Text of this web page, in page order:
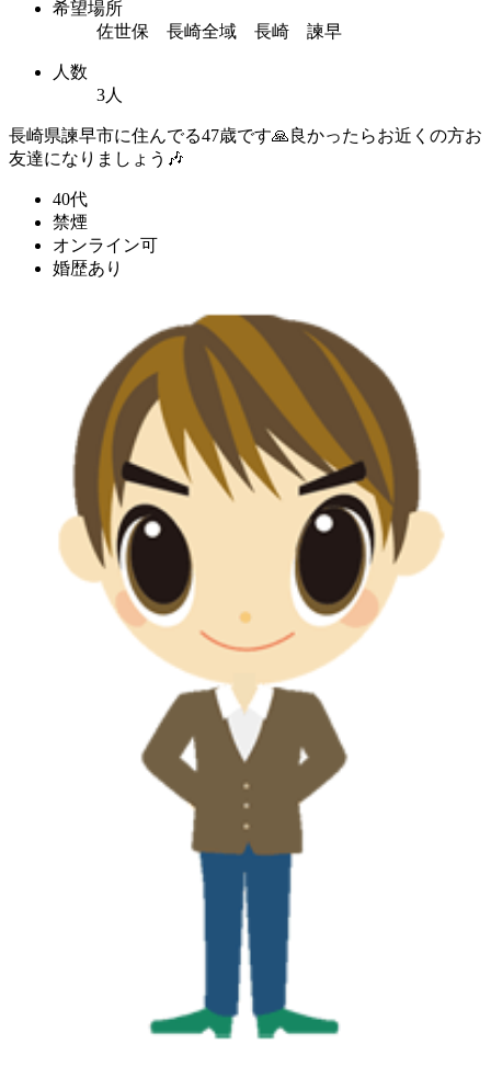
希望場所
佐世保 長崎全域 長崎 諫早
人数
3人
長崎県諫早市に住んでる47歳です🙏良かったらお近くの方お
友達になりましょう🎶
40代
禁煙
オンライン可
婚歴あり